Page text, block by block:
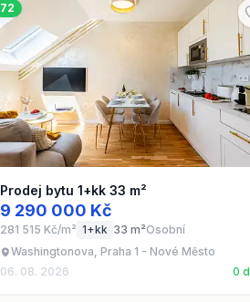
72
Prodej bytu 1+kk 33 m²
9 290 000 Kč
281 515 Kč/m² 1+kk 33 m²Osobní
Washingtonova, Praha 1 - Nové Město
06. 08. 2026
0